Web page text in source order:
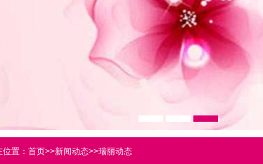
置： 首页>>新闻动态>>瑞丽动态